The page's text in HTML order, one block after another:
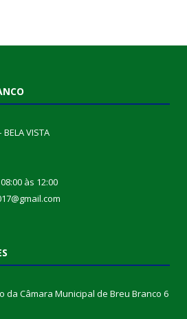
VISTA
às 12:00
da Câmara Municipal de Breu Branco 6